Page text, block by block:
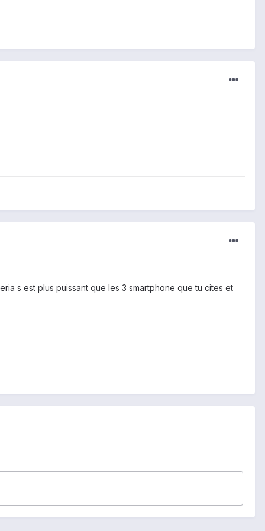
s est plus puissant que les 3 smartphone que tu cites et